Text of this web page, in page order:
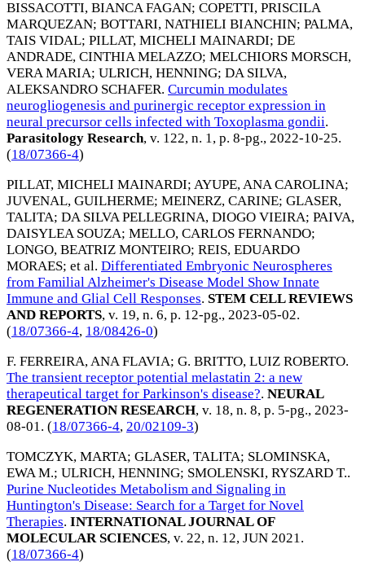
BISSACOTTI, BIANCA FAGAN; COPETTI, PRISCILA
MARQUEZAN; BOTTARI, NATHIELI BIANCHIN; PALMA,
TAIS VIDAL; PILLAT, MICHELI MAINARDI; DE
ANDRADE, CINTHIA MELAZZO; MELCHIORS MORSCH,
VERA MARIA; ULRICH, HENNING; DA SILVA,
ALEKSANDRO SCHAFER. Curcumin modulates
neurogliogenesis and purinergic receptor expression in
neural precursor cells infected with Toxoplasma gondii.
Parasitology Research, v. 122, n. 1, p. 8-pg., 2022-10-25.
(18/07366-4)
PILLAT, MICHELI MAINARDI; AYUPE, ANA CAROLINA;
JUVENAL, GUILHERME; MEINERZ, CARINE; GLASER,
TALITA; DA SILVA PELLEGRINA, DIOGO VIEIRA; PAIVA,
DAISYLEA SOUZA; MELLO, CARLOS FERNANDO;
LONGO, BEATRIZ MONTEIRO; REIS, EDUARDO
MORAES; et al. Differentiated Embryonic Neurospheres
from Familial Alzheimer's Disease Model Show Innate
Immune and Glial Cell Responses. STEM CELL REVIEWS
AND REPORTS, v. 19, n. 6, p. 12-pg., 2023-05-02.
(18/07366-4, 18/08426-0)
F. FERREIRA, ANA FLAVIA; G. BRITTO, LUIZ ROBERTO.
The transient receptor potential melastatin 2: a new
therapeutical target for Parkinson's disease?. NEURAL
REGENERATION RESEARCH, v. 18, n. 8, p. 5-pg., 2023-
08-01 . (18/07366-4, 20/02109-3)
TOMCZYK, MARTA; GLASER, TALITA; SLOMINSKA,
EWA M.; ULRICH, HENNING; SMOLENSKI, RYSZARD T..
Purine Nucleotides Metabolism and Signaling in
Huntington's Disease: Search for a Target for Novel
Therapies. INTERNATIONAL JOURNAL OF
MOLECULAR SCIENCES, v. 22, n. 12, JUN 2021 .
(18/07366-4)